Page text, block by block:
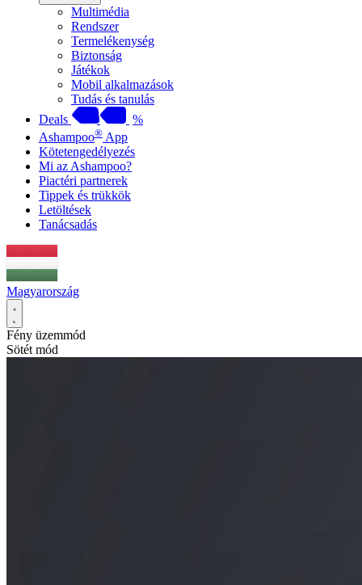
Multimédia
Rendszer
Termelékenység
Biztonság
Játékok
Mobil alkalmazások
Tudás és tanulás
Deals
%
Ashampoo® App
Kötetengedélyezés
Mi az Ashampoo?
Piactéri partnerek
Tippek és trükkök
Letöltések
Tanácsadás
Magyarország
Fény üzemmód
Sötét mód